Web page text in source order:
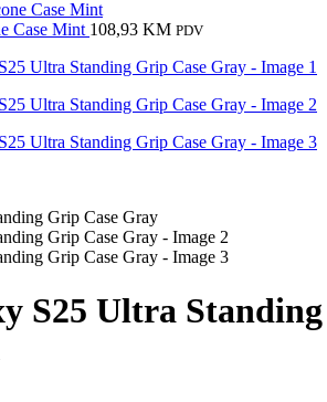
Case Mint 108,93 KM PDV
S25 Ultra